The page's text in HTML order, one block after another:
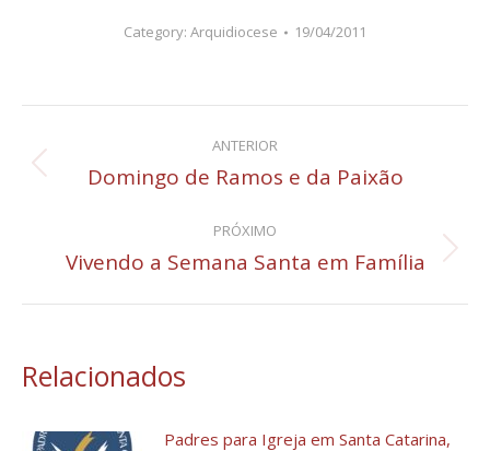
Category: Arquidiocese 19/04/2011
Navegação
de
ANTERIOR
Post
Domingo de Ramos e da Paixão
PRÓXIMO
Próximo
Vivendo a Semana Santa em Família
Relacionados
Padres para Igreja em Santa Catarina,